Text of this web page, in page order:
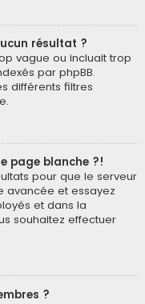
résultat ?
vague ou incluait trop
par phpBB.
différents filtres
page blanche ?!
pour que le serveur
avancée et essayez
et dans la
souhaitez effectuer
?